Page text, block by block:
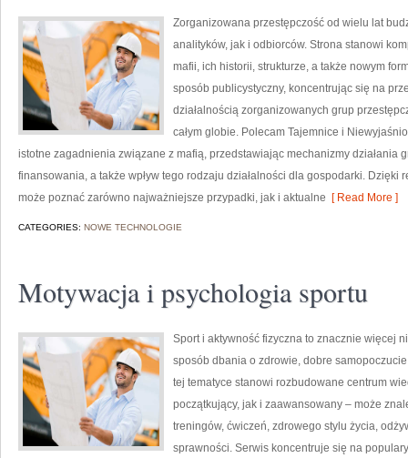
Zorganizowana przestępczość od wielu lat
analityków, jak i odbiorców. Strona stanowi
mafii, ich historii, strukturze, a także nowym
sposób publicystyczny, koncentrując się na
działalnością zorganizowanych grup
całym globie. Polecam Tajemnice i
istotne zagadnienia związane z mafią, przedstawiając mechanizmy działania
finansowania, a także wpływ tego rodzaju działalności dla gospodarki. Dzięki
może poznać zarówno najważniejsze przypadki, jak i aktualne [ Read More ]
CATEGORIES: NOWE TECHNOLOGIE
Motywacja i psychologia sportu
Sport i aktywność fizyczna to znacznie więcej
sposób dbania o zdrowie, dobre
tej tematyce stanowi rozbudowane centrum
początkujący, jak i zaawansowany – może
treningów, ćwiczeń, zdrowego stylu życia,
sprawności. Serwis koncentruje się na